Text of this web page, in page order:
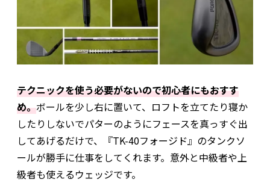
テクニックを使う必要がないので初心者にもおすす
め。ボールを少し右に置いて、ロフトを立てたり寝か
したりしないでパターのようにフェースを真っすぐ出
してあげるだけで、『TK-40フォージド』のタンクソ
ールが勝手に仕事をしてくれます。意外と中級者や上
級者も使えるウェッジです。